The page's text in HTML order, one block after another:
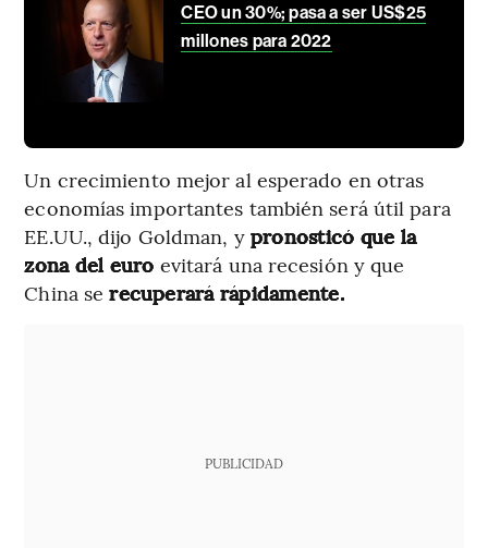
CEO un 30%; pasa a ser US$25
millones para 2022
Un crecimiento mejor al esperado en otras
economías importantes también será útil para
EE.UU., dijo Goldman, ypronosticó que la
zona del euro evitará una recesión y que
China serecuperará rápidamente.
PUBLICIDAD